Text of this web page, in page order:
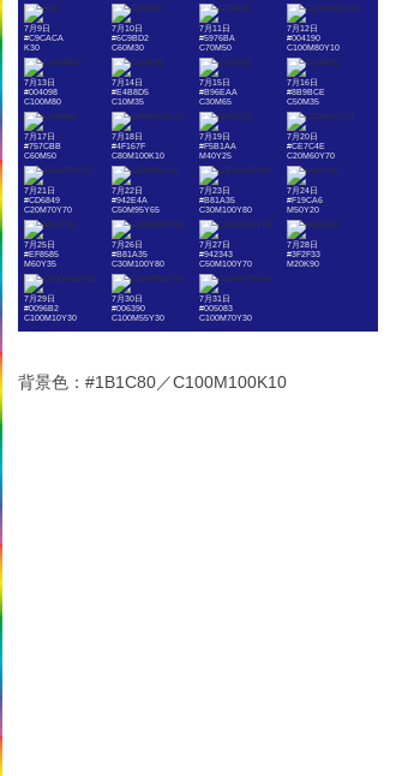
7月9日
#C9CACA
K30
7月10日
#6C9BD2
C60M30
7月11日
#5976BA
C70M50
7月12日
#004190
C100M80Y10
7月13日
#004098
C100M80
7月14日
#E4B8D5
C10M35
7月15日
#B96EAA
C30M65
7月16日
#8B9BCE
C50M35
7月17日
#757CBB
C60M50
7月18日
#4F167F
C80M100K10
7月19日
#F5B1AA
M40Y25
7月20日
#CE7C4E
C20M60Y70
7月21日
#CD6849
C20M70Y70
7月22日
#942E4A
C50M95Y65
7月23日
#B81A35
C30M100Y80
7月24日
#F19CA6
M50Y20
7月25日
#EF8585
M60Y35
7月26日
#B81A35
C30M100Y80
7月27日
#942343
C50M100Y70
7月28日
#3F2F33
M20K90
7月29日
#0096B2
C100M10Y30
7月30日
#006390
C100M55Y30
7月31日
#005083
C100M70Y30
背景色：#1B1C80／C100M100K10